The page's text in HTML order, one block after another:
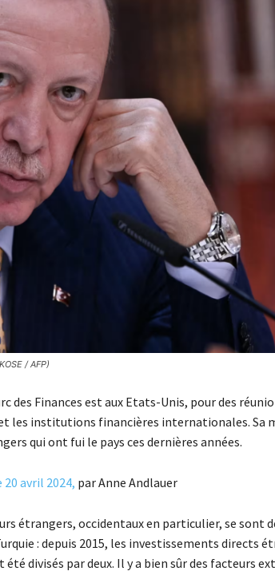
/ AFP)
des Finances est aux Etats-Unis, pour des
les institutions financières internationales. Sa
qui ont fui le pays ces dernières années.
avril 2024, par Anne Andlauer
étrangers, occidentaux en particulier, se sont
: depuis 2015, les investissements directs
divisés par deux. Il y a bien sûr des facteurs